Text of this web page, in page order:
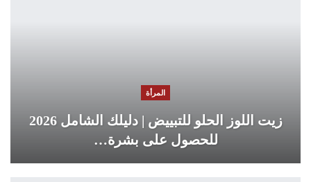
المرأة
زيت اللوز الحلو للتبييض | دليلك الشامل 2026
للحصول على بشرة…